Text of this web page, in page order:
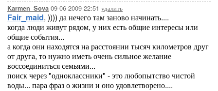
Karmen_Sova 09-06-2009-22:51 удалить
Fair_maid, )))) да нечего там заново начинать....
когда люди живут рядом, у них есть общие интересы или
общие события...
а когда они находятся на расстоянии тысяч километров друг
от друга, то нужно иметь очень сильное желание
воссоединиться семьями...
поиск через "одноклассники" - это любопытство чистой
воды... пара фраз о жизни и оно удовлетворено....